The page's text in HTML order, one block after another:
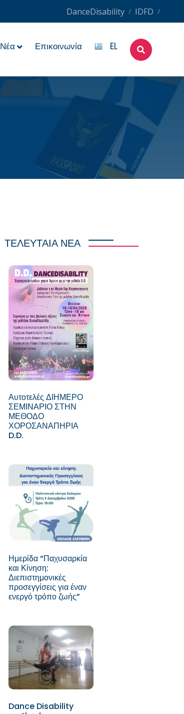
DanceDisability / IDFD /
Νέα Επικοινωνία EL
ΤΕΛΕΥΤΑΙΑ ΝΕΑ
Αυτοτελές ΔΙΗΜΕΡΟ
ΣΕΜΙΝΑΡΙΟ ΣΤΗΝ
ΜΕΘΟΔΟ
ΧΟΡΟΣΑΝΑΠΗΡΙΑ
D.D.
Ημερίδα “Παχυσαρκία
και Κίνηση:
Διεπιστημονικές
προσεγγίσεις για έναν
ενεργό τρόπο ζωής”
Dance Disability